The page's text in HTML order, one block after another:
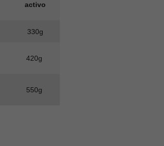
activo
330g
420g
550g